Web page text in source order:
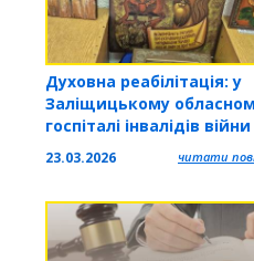
Духовна реабілітація: у
Заліщицькому
госпіталі інвалідів
реабілітованих діє
ікон Володимира
23.03.2026 читати